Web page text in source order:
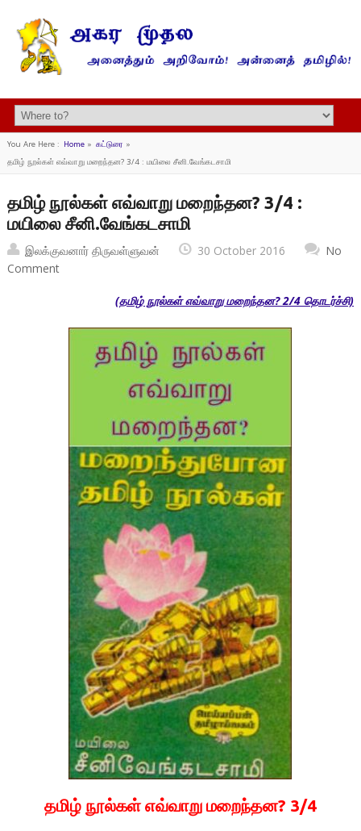
You Are Here : Home» கட்டுரை »
தமிழ் நூல்கள் எவ்வாறு மறைந்தன? 3/4 : மயிலை சீனி.வேங்கடசாமி
தமிழ் நூல்கள் எவ்வாறு மறைந்தன? 3/4 :
மயிலை சீனி.வேங்கடசாமி
இலக்குவனார் திருவள்ளுவன் 30 October 2016
No
Comment
(தமிழ் நூல்கள் எவ்வாறு மறைந்தன? 2/4 தொடர்ச்சி)
தமிழ் நூல்கள் எவ்வாறு மறைந்தன? 3/4